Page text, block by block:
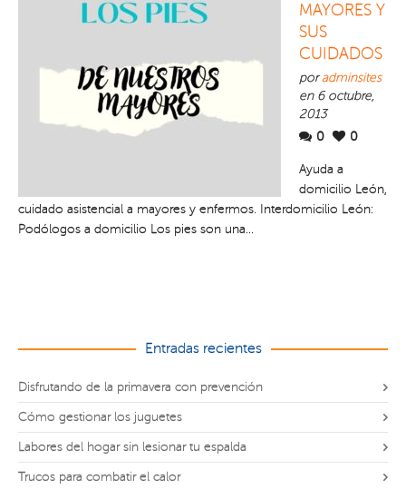
MAYORES Y
SUS
CUIDADOS
poradminsites
en 6 octubre,
2013
0
0
Ayuda a
domicilio León,
cuidado asistencial a mayores y enfermos. Interdomicilio León:
Podólogos a domicilio Los pies son una...
Entradas recientes
Disfrutando de la primavera con prevención
Cómo gestionar los juguetes
Labores del hogar sin lesionar tu espalda
Trucos para combatir el calor